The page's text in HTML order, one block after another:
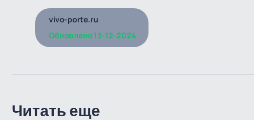
vivo-porte.ru
Обновлено13-12-2024
Читать еще